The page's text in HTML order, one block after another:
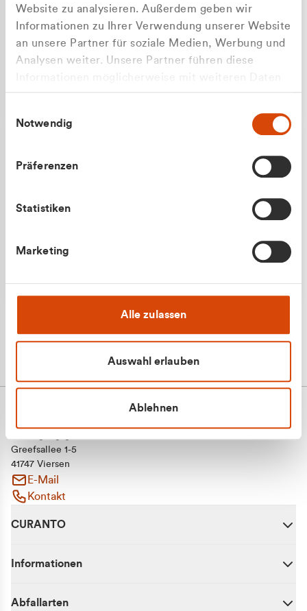
Website zu analysieren. Außerdem geben wir
Informationen zu Ihrer Verwendung unserer Website
an unsere Partner für soziale Medien, Werbung und
Analysen weiter. Unsere Partner führen diese
gesammelt haben.
Notwendig
Präferenzen
Statistiken
Marketing
Alle zulassen
Auswahl erlauben
Ablehnen
Apilash Balanesan
Greefsallee 1-5
41747 Viersen
E-Mail
Kontakt
CURANTO
Informationen
Abfallarten